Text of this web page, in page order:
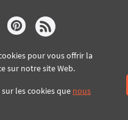
pour vous offrir la
sur notre site Web.
les cookies que nous
Present par e-mail